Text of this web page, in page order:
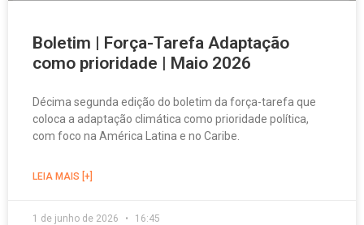
Boletim | Força-Tarefa Adaptação
como prioridade | Maio 2026
Décima segunda edição do boletim da força-tarefa que
coloca a adaptação climática como prioridade política,
com foco na América Latina e no Caribe.
LEIA MAIS [+]
1 de junho de 2026 16:45